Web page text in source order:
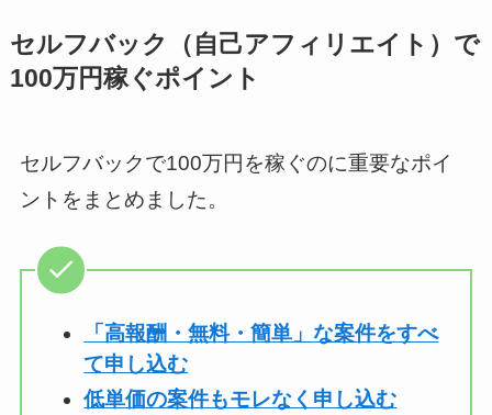
セルフバック（自己アフィリエイト）で
100万円稼ぐポイント
セルフバックで100万円を稼ぐのに重要なポイ
ントをまとめました。
「高報酬・無料・簡単」な案件をすべ
て申し込む
低単価の案件もモレなく申し込む